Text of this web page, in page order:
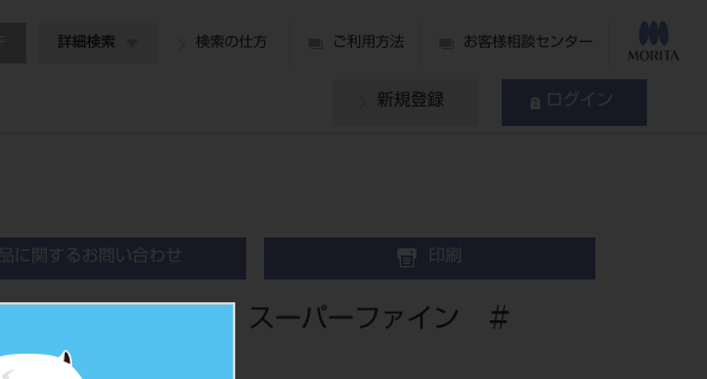
詳細検索 検索の仕方 ご利用方法 お客様相談センター
新規登録 ログイン
に関するお問い合わせ 印刷
ラルカット スーパーファイン ＃